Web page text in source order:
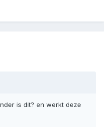
is dit? en werkt deze